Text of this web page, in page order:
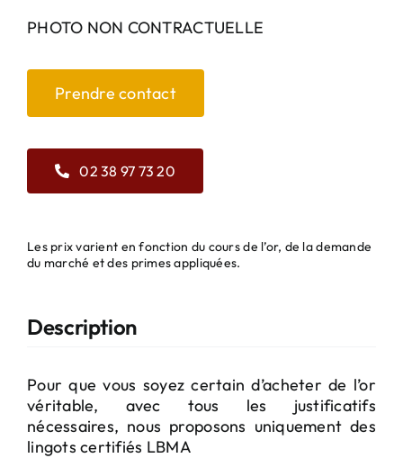
PHOTO NON CONTRACTUELLE
Prendre contact
02 38 97 73 20
Les prix varient en fonction du cours de l’or, de la demande
du marché et des primes appliquées.
Description
Pour que vous soyez certain d’acheter de l’or
véritable, avec tous les justificatifs
nécessaires, nous proposons uniquement des
lingots certifiés LBMA